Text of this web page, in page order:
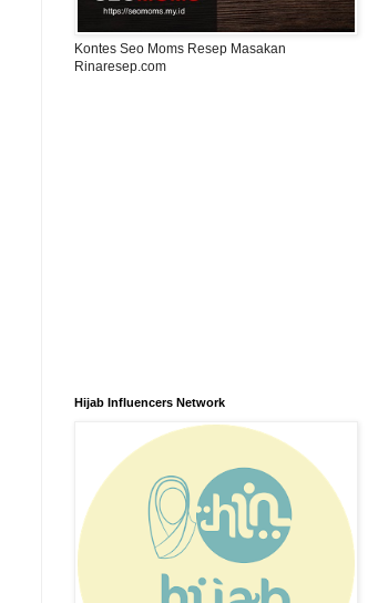
Kontes Seo Moms Resep Masakan
Rinaresep.com
Hijab Influencers Network